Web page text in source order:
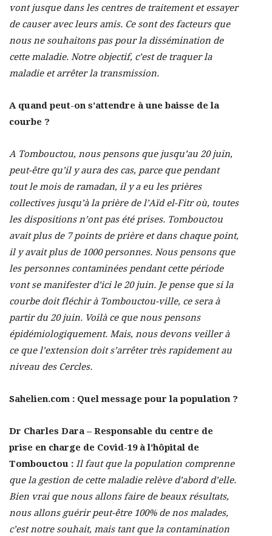
vont jusque dans les centres de traitement et essayer
de causer avec leurs amis. Ce sont des facteurs que
nous ne souhaitons pas pour la dissémination de
cette maladie. Notre objectif, c’est de traquer la
maladie et arrêter la transmission.
A quand peut-on s’attendre à une baisse de la
courbe ?
A Tombouctou, nous pensons que jusqu’au 20 juin,
peut-être qu’il y aura des cas, parce que pendant
tout le mois de ramadan, il y a eu les prières
collectives jusqu’à la prière de l’Aïd el-Fitr où, toutes
les dispositions n’ont pas été prises. Tombouctou
avait plus de 7 points de prière et dans chaque point,
il y avait plus de 1000 personnes. Nous pensons que
les personnes contaminées pendant cette période
vont se manifester d’ici le 20 juin. Je pense que si la
courbe doit fléchir à Tombouctou-ville, ce sera à
partir du 20 juin. Voilà ce que nous pensons
épidémiologiquement. Mais, nous devons veiller à
ce que l’extension doit s’arrêter très rapidement au
niveau des Cercles.
Sahelien.com : Quel message pour la population ?
Dr Charles Dara – Responsable du centre de
prise en charge de Covid-19 à l’hôpital de
Tombouctou : Il faut que la population comprenne
que la gestion de cette maladie relève d’abord d’elle.
Bien vrai que nous allons faire de beaux résultats,
nous allons guérir peut-être 100% de nos malades,
c’est notre souhait, mais tant que la contamination